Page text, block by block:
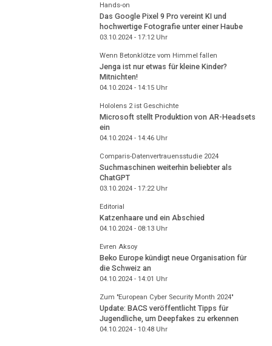
Hands-on
Das Google Pixel 9 Pro vereint KI und
hochwertige Fotografie unter einer Haube
03.10.2024 - 17:12Uhr
Wenn Betonklötze vom Himmel fallen
Jenga ist nur etwas für kleine Kinder?
Mitnichten!
04.10.2024 - 14:15Uhr
Hololens 2 ist Geschichte
Microsoft stellt Produktion von AR-Headsets
ein
04.10.2024 - 14:46Uhr
Comparis-Datenvertrauensstudie 2024
Suchmaschinen weiterhin beliebter als
ChatGPT
03.10.2024 - 17:22Uhr
Editorial
Katzenhaare und ein Abschied
04.10.2024 - 08:13Uhr
Evren Aksoy
Beko Europe kündigt neue Organisation für
die Schweiz an
04.10.2024 - 14:01 Uhr
Zum "European Cyber Security Month 2024"
Update: BACS veröffentlicht Tipps für
Jugendliche, um Deepfakes zu erkennen
04.10.2024 - 10:48Uhr